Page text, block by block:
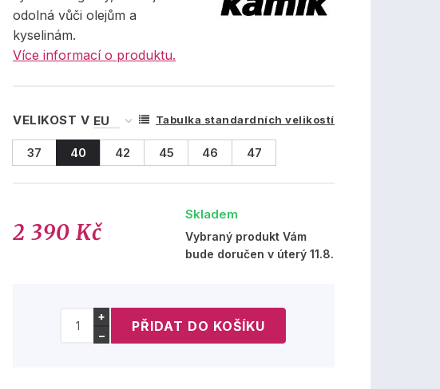
odolná vůči olejům a
kyselinám.
Více informací o produktu.
VELIKOST V Tabulka standardních velikostí
37 40 42 45 46 47
2 390 Kč
Skladem
Vybraný produkt Vám
bude doručen v úterý 11.8.
+
−